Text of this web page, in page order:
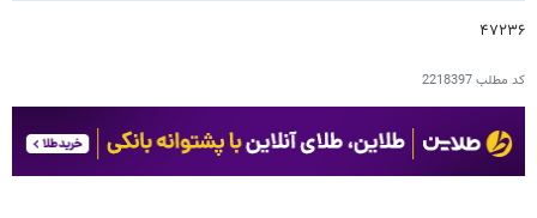
۴۷۲۳۶
کد مطلب2218397